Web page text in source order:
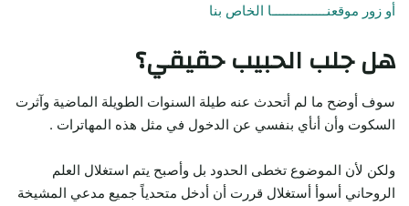
أو زور موقعنـــــــــــــــا الخاص بنا
هل جلب الحبيب حقيقي؟
سوف أوضح ما لم أتحدث عنه طيلة السنوات الطويلة الماضية وآثرت
السكوت وأن أنأي بنفسي عن الدخول في مثل هذه المهاترات .
ولكن لأن الموضوع تخطى الحدود بل وأصبح يتم استغلال العلم
الروحاني أسوأ أستغلال قررت أن أدخل متحدياً جميع مدعي المشيخة